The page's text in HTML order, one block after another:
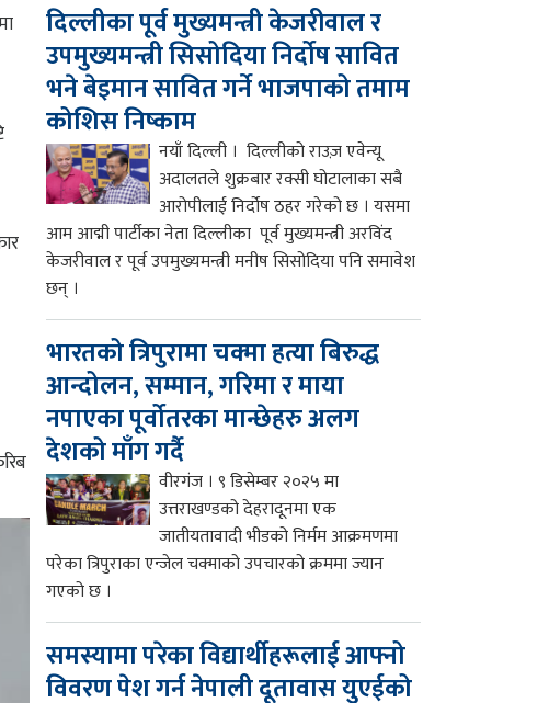
दिल्लीका पूर्व मुख्यमन्त्री केजरीवाल र
उपमुख्यमन्त्री सिसोदिया निर्दोष सावित
भने बेइमान सावित गर्ने भाजपाको तमाम
कोशिस निष्काम
नयाँ दिल्ली । दिल्लीको राउज़ एवेन्यू
अदालतले शुक्रबार रक्सी घोटालाका सबै
आरोपीलाई निर्दोष ठहर गरेको छ । यसमा
आम आद्मी पार्टीका नेता दिल्लीका पूर्व मुख्यमन्त्री अरविंद
केजरीवाल र पूर्व उपमुख्यमन्त्री मनीष सिसोदिया पनि समावेश
छन् ।
भारतको त्रिपुरामा चक्मा हत्या बिरुद्ध
आन्दोलन, सम्मान, गरिमा र माया
नपाएका पूर्वोतरका मान्छेहरु अलग
देशको माँग गर्दै
वीरगंज । ९ डिसेम्बर २०२५ मा
उत्तराखण्डको देहरादूनमा एक
जातीयतावादी भीडको निर्मम आक्रमणमा
परेका त्रिपुराका एन्जेल चक्माको उपचारको क्रममा ज्यान
गएको छ ।
समस्यामा परेका विद्यार्थीहरूलाई आफ्नो
विवरण पेश गर्न नेपाली दूतावास युएईको